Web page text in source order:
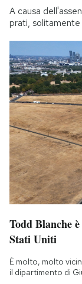
A causa
prati,
Todd Blanche
Stati Uniti
È molto, molto
il dipartimento di